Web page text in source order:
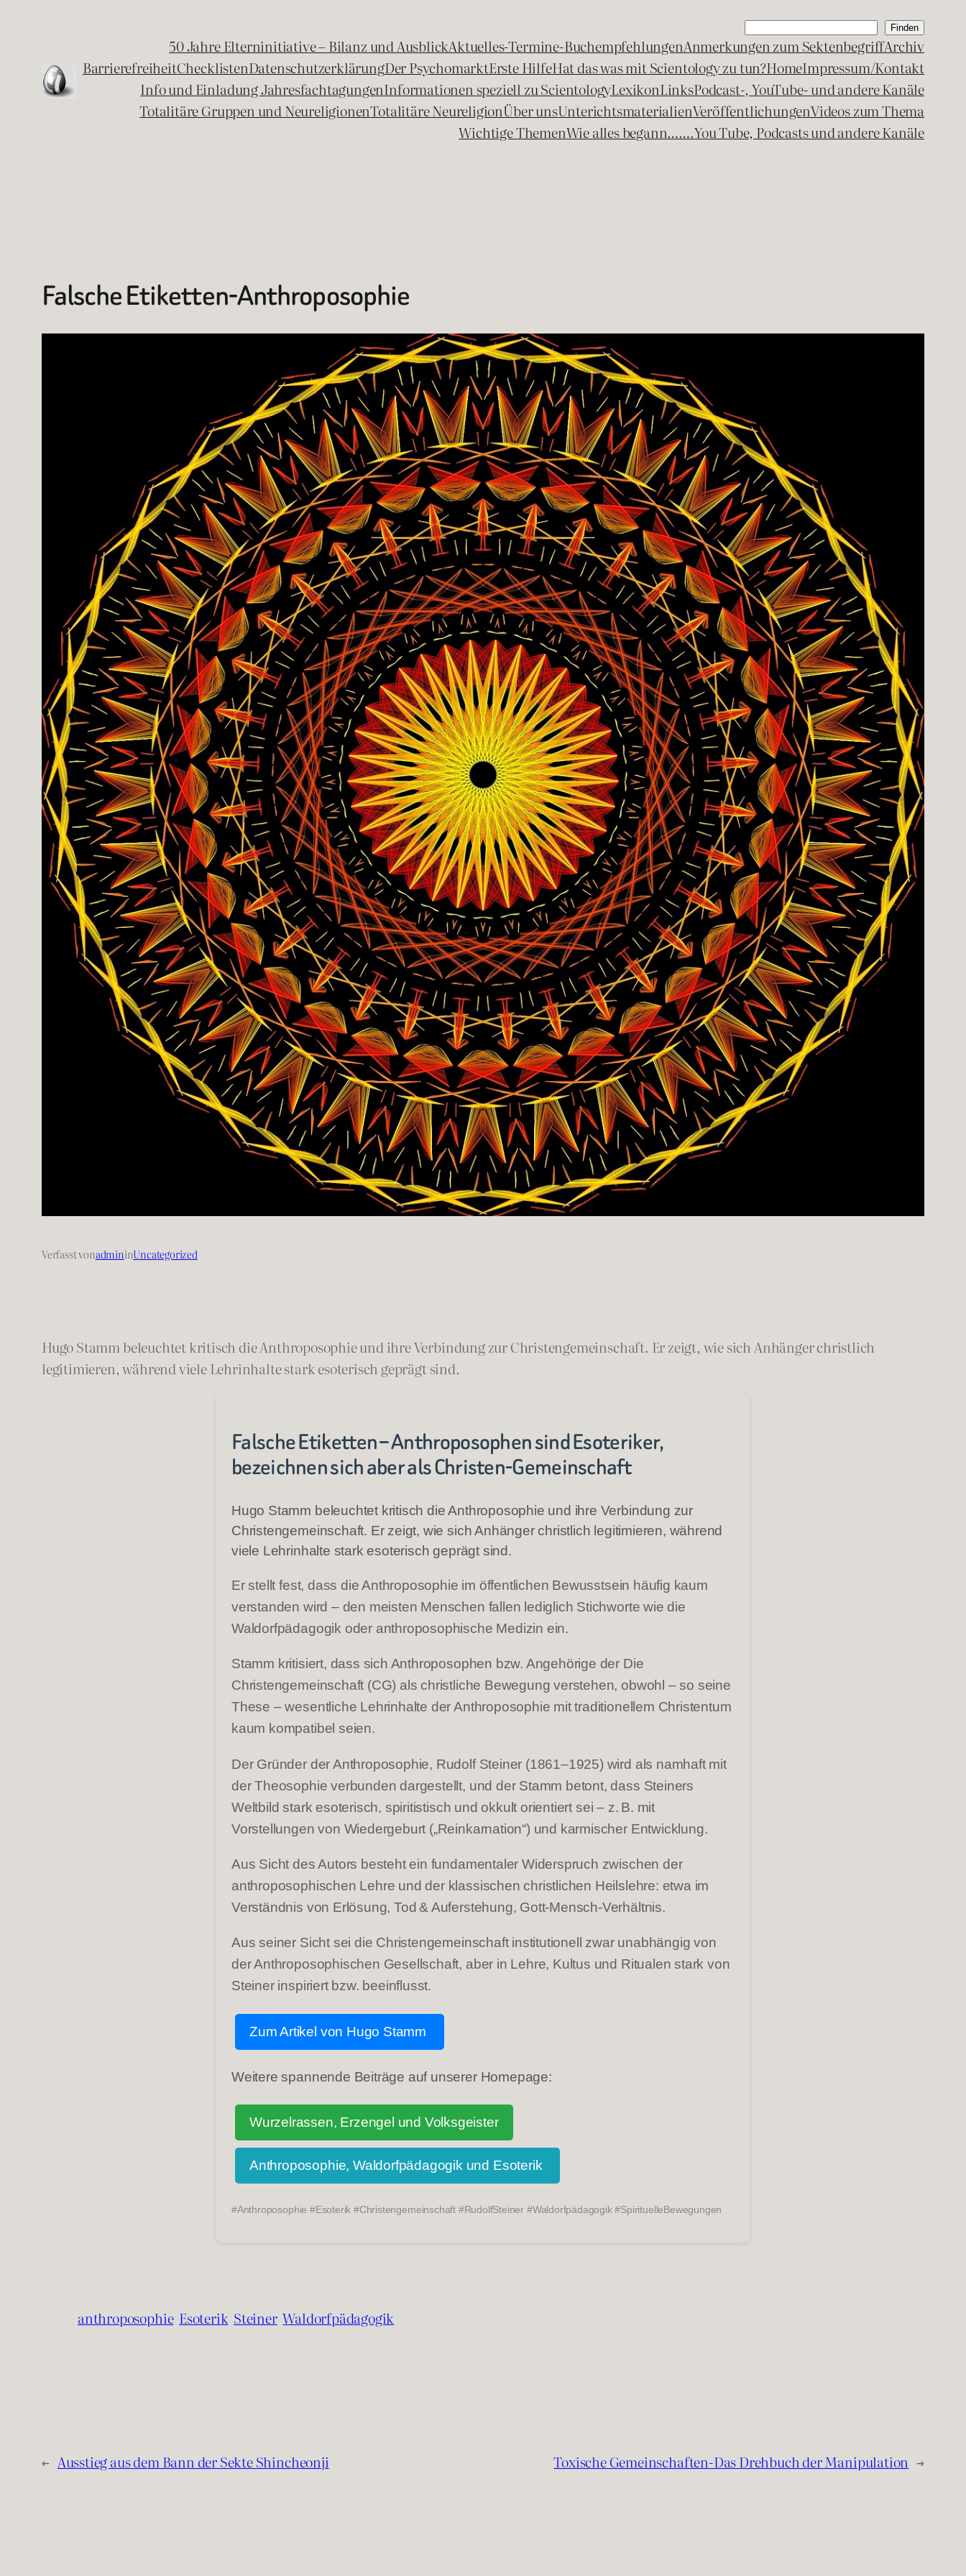
Suchen Finden
50 Jahre Elterninitiative – Bilanz und AusblickAktuelles-Termine-BuchempfehlungenAnmerkungen zum SektenbegriffArchiv
BarrierefreiheitChecklistenDatenschutzerklärungDer PsychomarktErste HilfeHat das was mit Scientology zu tun?HomeImpressum/Kontakt
Info und Einladung JahresfachtagungenInformationen speziell zu ScientologyLexikonLinksPodcast-, YouTube- und andere Kanäle
Totalitäre Gruppen und NeureligionenTotalitäre NeureligionÜber unsUnterichtsmaterialienVeröffentlichungenVideos zum Thema
Wichtige ThemenWie alles begann…….You Tube, Podcasts und andere Kanäle
Falsche Etiketten-Anthroposophie
Verfasst vonadmininUncategorized
Hugo Stamm beleuchtet kritisch die Anthroposophie und ihre Verbindung zur Christengemeinschaft. Er zeigt, wie sich Anhänger christlich
legitimieren, während viele Lehrinhalte stark esoterisch geprägt sind.
Falsche Etiketten – Anthroposophen sind Esoteriker,
bezeichnen sich aber als Christen-Gemeinschaft
Hugo Stamm beleuchtet kritisch die Anthroposophie und ihre Verbindung zur
Christengemeinschaft. Er zeigt, wie sich Anhänger christlich legitimieren, während
viele Lehrinhalte stark esoterisch geprägt sind.
Er stellt fest, dass die Anthroposophie im öffentlichen Bewusstsein häufig kaum
verstanden wird – den meisten Menschen fallen lediglich Stichworte wie die
Waldorf­pädagogik oder anthroposophische Medizin ein.
Stamm kritisiert, dass sich Anthroposophen bzw. Angehörige der Die
Christengemeinschaft (CG) als christliche Bewegung verstehen, obwohl – so seine
These – wesentliche Lehrinhalte der Anthroposophie mit traditionellem Christentum
kaum kompatibel seien.
Der Gründer der Anthroposophie, Rudolf Steiner (1861–1925) wird als namhaft mit
der Theosophie verbunden dargestellt, und der Stamm betont, dass Steiners
Weltbild stark esoterisch, spiritistisch und okkult orientiert sei – z. B. mit
Vorstellungen von Wiedergeburt („Reinkarnation“) und karmischer Entwicklung.
Aus Sicht des Autors besteht ein fundamentaler Widerspruch zwischen der
anthroposophischen Lehre und der klassischen christlichen Heilslehre: etwa im
Verständnis von Erlösung, Tod & Auferstehung, Gott‑Mensch‑Verhältnis.
Aus seiner Sicht sei die Christengemeinschaft institutionell zwar unabhängig von
der Anthroposophischen Gesellschaft, aber in Lehre, Kultus und Ritualen stark von
Steiner inspiriert bzw. beeinflusst.
Zum Artikel von Hugo Stamm
Weitere spannende Beiträge auf unserer Homepage:
Wurzelrassen, Erzengel und Volksgeister
Anthroposophie, Waldorfpädagogik und Esoterik
#Anthroposophie #Esoterik #Christengemeinschaft #RudolfSteiner #Waldorfpädagogik #SpirituelleBewegungen
anthroposophie Esoterik Steiner Waldorfpädagogik
← Ausstieg aus dem Bann der Sekte Shincheonji Toxische Gemeinschaften-Das Drehbuch der Manipulation →